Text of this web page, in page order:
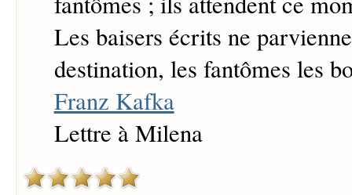
Les baisers écrits ne
destination, les fantômes les
Franz Kafka
Lettre à Milena